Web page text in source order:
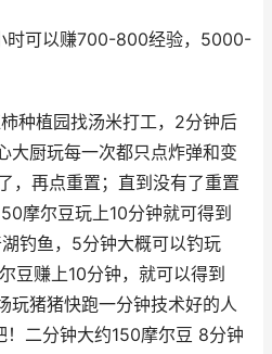
时可以赚700-800经验，5000-
种植园找汤米打工，2分钟后
大厨玩每一次都只点炸弹和变
，再点重置；直到没有了重置
摩尔豆玩上10分钟就可得到
钓鱼，5分钟大概可以钓玩
豆赚上10分钟，就可以得到
玩猪猪快跑一分钟技术好的人
二分钟大约150摩尔豆 8分钟